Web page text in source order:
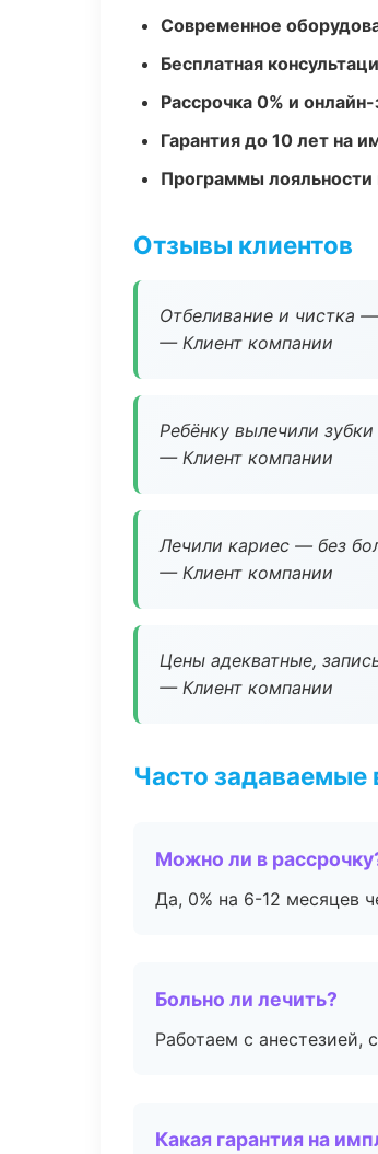
Современное
Бесплатная
Рассрочка 0% и
Гарантия до 10 лет на
Программы
Отзывы клиентов
Отбеливание и чистка
— Клиент компании
Ребёнку вылечили
— Клиент компании
Лечили кариес — без
— Клиент компании
Цены адекватные,
— Клиент компании
Часто задаваемые
Можно ли в
Да, 0% на 6-12 месяцев
Больно ли лечить?
Работаем с анестезией,
Какая гарантия на